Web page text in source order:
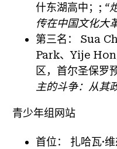
什东湖高中；; “
传在中国文化大
第三名：
Sua
Park、Yije
区，首尔圣保罗
主的斗争：从其
青少年组网站
首位：
扎哈瓦·